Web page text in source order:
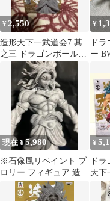
¥ 2,550
造形天下一武道会7 其
之三 ドラゴンボールZ
ブロリー 原型カラー
¥
ド
ー
現在 ¥5,980
※石像風リペイント ブ
ロリー フィギュア 造形
天下一武道会
¥
ド
天下
2種